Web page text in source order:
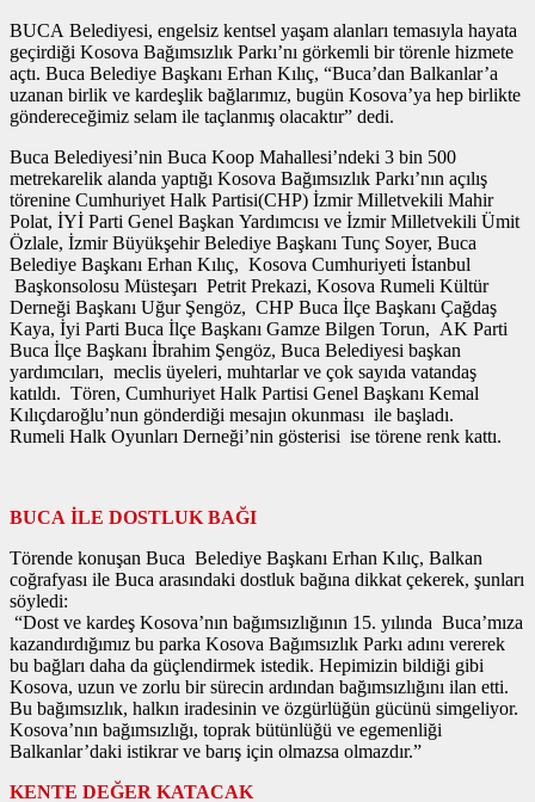
BUCA Belediyesi, engelsiz kentsel yaşam alanları temasıyla hayata
geçirdiği Kosova Bağımsızlık Parkı’nı görkemli bir törenle hizmete
açtı. Buca Belediye Başkanı Erhan Kılıç, “Buca’dan Balkanlar’a
uzanan birlik ve kardeşlik bağlarımız, bugün Kosova’ya hep birlikte
göndereceğimiz selam ile taçlanmış olacaktır” dedi.
Buca Belediyesi’nin Buca Koop Mahallesi’ndeki 3 bin 500
metrekarelik alanda yaptığı Kosova Bağımsızlık Parkı’nın açılış
törenine Cumhuriyet Halk Partisi(CHP) İzmir Milletvekili Mahir
Polat, İYİ Parti Genel Başkan Yardımcısı ve İzmir Milletvekili Ümit
Özlale, İzmir Büyükşehir Belediye Başkanı Tunç Soyer, Buca
Belediye Başkanı Erhan Kılıç, Kosova Cumhuriyeti İstanbul
Başkonsolosu Müsteşarı Petrit Prekazi, Kosova Rumeli Kültür
Derneği Başkanı Uğur Şengöz, CHP Buca İlçe Başkanı Çağdaş
Kaya, İyi Parti Buca İlçe Başkanı Gamze Bilgen Torun, AK Parti
Buca İlçe Başkanı İbrahim Şengöz, Buca Belediyesi başkan
yardımcıları, meclis üyeleri, muhtarlar ve çok sayıda vatandaş
katıldı. Tören, Cumhuriyet Halk Partisi Genel Başkanı Kemal
Kılıçdaroğlu’nun gönderdiği mesajın okunması ile başladı.
Rumeli Halk Oyunları Derneği’nin gösterisi ise törene renk kattı.
BUCA İLE DOSTLUK BAĞI
Törende konuşan Buca Belediye Başkanı Erhan Kılıç, Balkan
coğrafyası ile Buca arasındaki dostluk bağına dikkat çekerek, şunları
söyledi:
“Dost ve kardeş Kosova’nın bağımsızlığının 15. yılında Buca’mıza
kazandırdığımız bu parka Kosova Bağımsızlık Parkı adını vererek
bu bağları daha da güçlendirmek istedik. Hepimizin bildiği gibi
Kosova, uzun ve zorlu bir sürecin ardından bağımsızlığını ilan etti.
Bu bağımsızlık, halkın iradesinin ve özgürlüğün gücünü simgeliyor.
Kosova’nın bağımsızlığı, toprak bütünlüğü ve egemenliği
Balkanlar’daki istikrar ve barış için olmazsa olmazdır.”
KENTE DEĞER KATACAK